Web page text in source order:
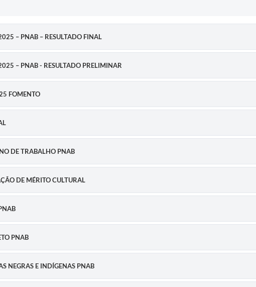
– PNAB – RESULTADO FINAL
– PNAB - RESULTADO PRELIMINAR
FOMENTO
DE TRABALHO PNAB
DE MÉRITO CULTURAL
PNAB
NEGRAS E INDÍGENAS PNAB